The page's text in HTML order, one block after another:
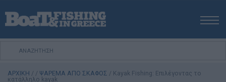
ΑΡΧΙΚΗ
ΕΚΔΟΣΕΙΣ
ΑΡΧΙΚΗ / / ΨΑΡΕΜΑ ΑΠΟ ΣΚΑΦΟΣ / Kayak Fishing: Επιλέγοντας το
κατάλληλο kayak